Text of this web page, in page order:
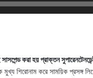
করা হয় প্রাক্তন
শিরোনাম করে সাময়িক প্রসঙ্গ